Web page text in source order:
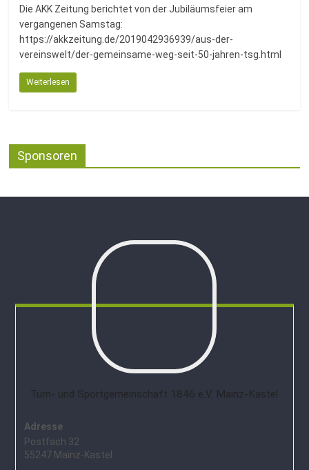
Die AKK Zeitung berichtet von der Jubiläumsfeier am
vergangenen Samstag:
https://akkzeitung.de/2019042936939/aus-der-
vereinswelt/der-gemeinsame-weg-seit-50-jahren-tsg.html
Weiterlesen
Sponsoren
Turn- und Sportgemeinschaft 1846 e.V. Mainz-Kastel
Adresse
Postfach 32
55247 Mainz-Kastel